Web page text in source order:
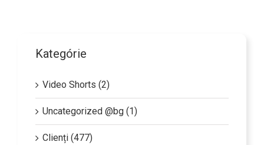
Kategórie
Video Shorts (2)
Uncategorized @bg (1)
Clienți (477)